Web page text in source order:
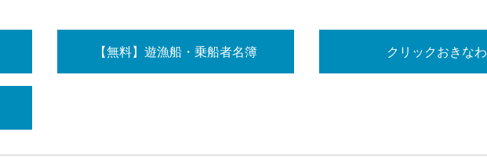
【無料】遊漁船・乗船者名簿 クリックおきなわ